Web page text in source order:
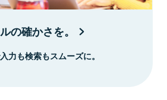
の確かさを。
力も検索もスムーズに。